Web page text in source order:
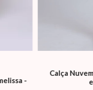
-
Calça